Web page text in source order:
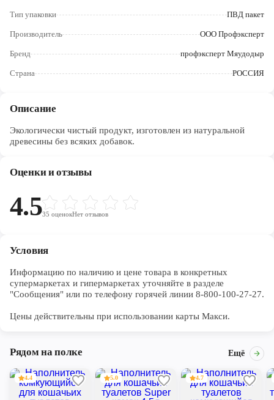
Ярославль
Тип упаковки ПВД пакет
Производитель ООО Профэксперт
Бренд профэксперт Мяудодыр
Страна РОССИЯ
Описание
Экологически чистый продукт, изготовлен из натуральной
древесины без всяких добавок.
Оценки и отзывы
4.535 оценокНет отзывов
Условия
Информацию по наличию и цене товара в конкретных
супермаркетах и гипермаркетах уточняйте в разделе
"Сообщения" или по телефону горячей линии 8-800-100-27-27.
Цены действительны при использовании карты Макси.
Рядом на полке Ещё
4.4 5.0 4.7